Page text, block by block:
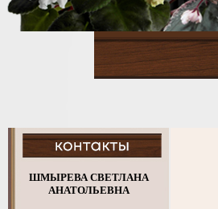
ШМЫРЕВА СВЕТЛАНА
АНАТОЛЬЕВНА